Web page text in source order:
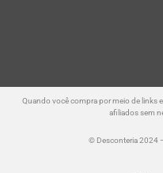
Quando você compra por meio de links
afiliados sem
© Desconteria 2024